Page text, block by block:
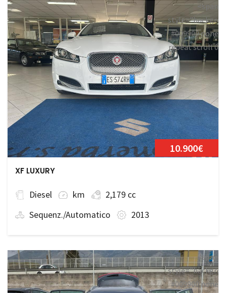
<span
#009900 none
repeat scroll 0
10.900€
XF LUXURY
Diesel km
2,179 cc
Sequenz./Automatico
2013
<span
#009900 none